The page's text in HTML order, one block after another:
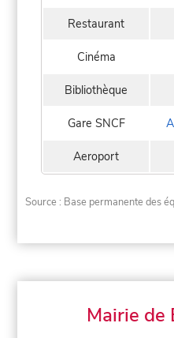
Restaurant
Cinéma
Bibliothèque
Gare SNCF
Aeroport
Source : Base permanente des
Mairie de